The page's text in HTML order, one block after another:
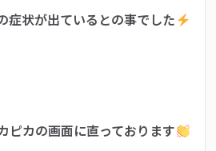
症状が出ているとの事でした
ピカの画面に直っております